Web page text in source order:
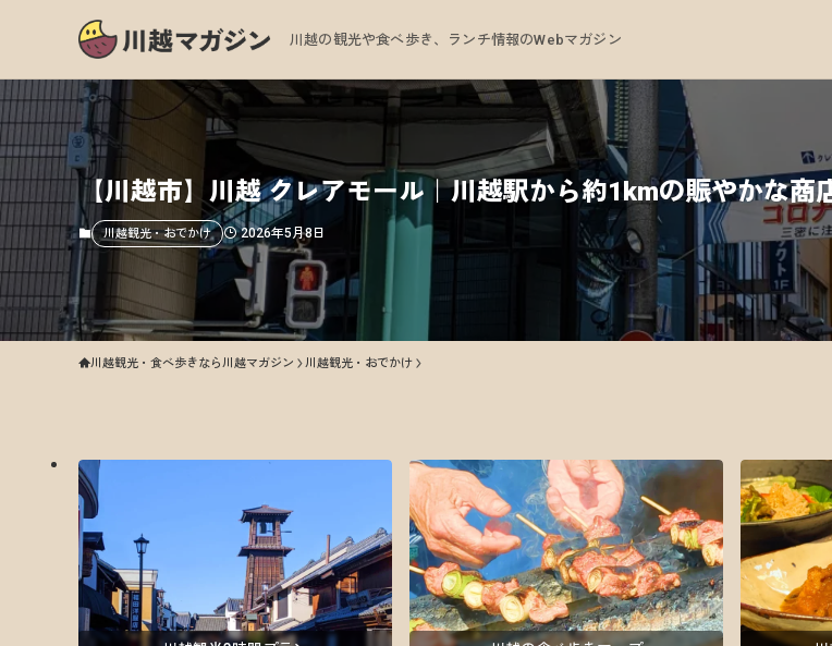
川越の観光や食べ歩き、ランチ情報のWebマガジン
【川越市】川越 クレアモール｜川越駅から約1kmの賑やかな
川越観光・おでかけ 2026年5月8日
川越観光・食べ歩きなら川越マガジン 川越観光・おでかけ